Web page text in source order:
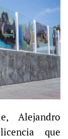
Alejandro
que